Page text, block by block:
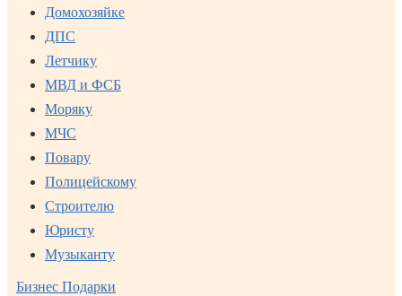
Домохозяйке
ДПС
Летчику
МВД и ФСБ
Моряку
МЧС
Повару
Полицейскому
Строителю
Юристу
Музыканту
Бизнес Подарки